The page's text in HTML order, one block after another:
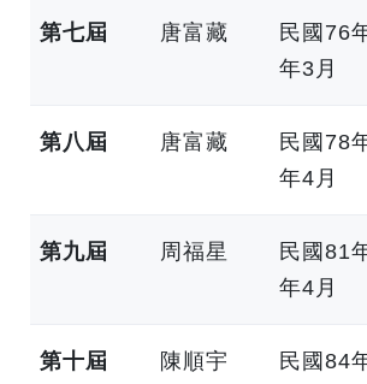
第七屆 唐富藏
民國76
年3月
第八屆 唐富藏
民國78
年4月
第九屆 周福星
民國81
年4月
第十屆 陳順宇
民國84